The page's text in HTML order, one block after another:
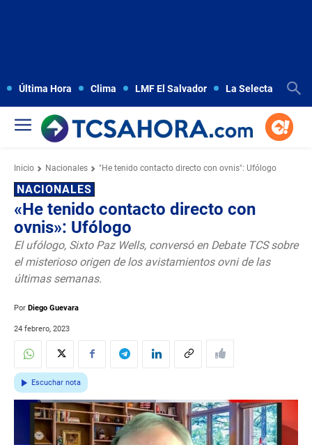
Última Hora Clima LMF El Salvador La Selecta
Inicio Nacionales "He tenido contacto directo con ovnis": Ufólogo
NACIONALES
«He tenido contacto directo con
ovnis»: Ufólogo
El ufólogo, Sixto Paz Wells, conversó en Debate TCS sobre
el misterioso origen de los avistamientos ovni de las
últimas semanas.
Por Diego Guevara
24 febrero, 2023
Escuchar nota